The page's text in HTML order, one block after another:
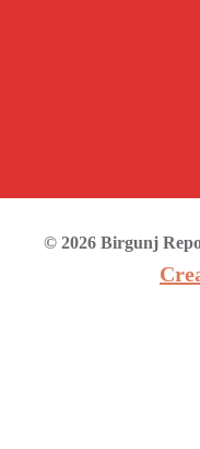
© 2026 Birgunj